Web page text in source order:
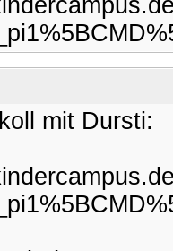
mit Dursti: